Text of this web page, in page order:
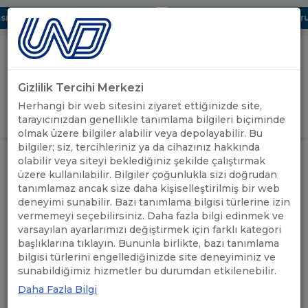
Dijital UBAK Bölümü Hakkında UND, Yunanistan Vize
Uluslararası Nakliyeciler Derneği
GİRİŞ YAP
ANASAYFA /
ÖNEMLİ
DUYURULAR
/
DÖNEMSEL KULLANIMA AÇILAN
MACARİSTAN VE SLOVENYA GEÇİŞ
BELGELERİNDE SON DURUM
DÖNEMSEL KULLANIMA
AÇILAN MACARİSTAN VE
SLOVENYA GEÇİŞ
BELGELERİNDE SON
Gizlilik Tercihi Merkezi
Herhangi bir web sitesini ziyaret ettiğinizde site,
tarayıcınızdan genellikle tanımlama bilgileri biçiminde
olmak üzere bilgiler alabilir veya depolayabilir. Bu
bilgiler; siz, tercihleriniz ya da cihazınız hakkında
olabilir veya siteyi beklediğiniz şekilde çalıştırmak
üzere kullanılabilir. Bilgiler çoğunlukla sizi doğrudan
tanımlamaz ancak size daha kişiselleştirilmiş bir web
deneyimi sunabilir. Bazı tanımlama bilgisi türlerine izin
vermemeyi seçebilirsiniz. Daha fazla bilgi edinmek ve
varsayılan ayarlarımızı değiştirmek için farklı kategori
başlıklarına tıklayın. Bununla birlikte, bazı tanımlama
bilgisi türlerini engellediğinizde site deneyiminiz ve
sunabildiğimiz hizmetler bu durumdan etkilenebilir.
Daha Fazla Bilgi